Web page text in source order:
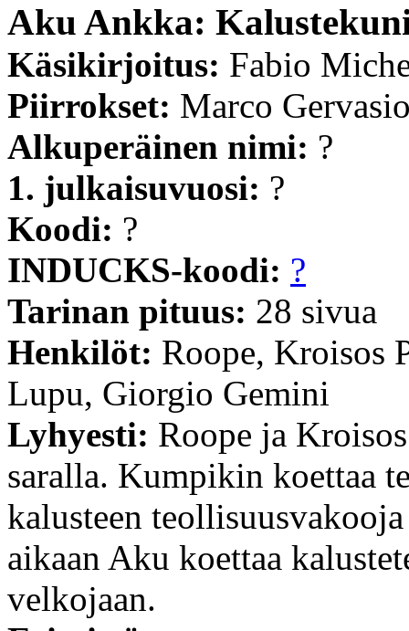
Aku Ankka:
Käsikirjoitus: Fabio
Piirrokset: Marco
Alkuperäinen nimi: ?
1. julkaisuvuosi: ?
Koodi: ?
INDUCKS-koodi: ?
Tarinan pituus: 28 sivua
Henkilöt: Roope, Kroisos
Lupu, Giorgio Gemini
Lyhyesti: Roope ja
saralla. Kumpikin koettaa
kalusteen
aikaan Aku koettaa
velkojaan.